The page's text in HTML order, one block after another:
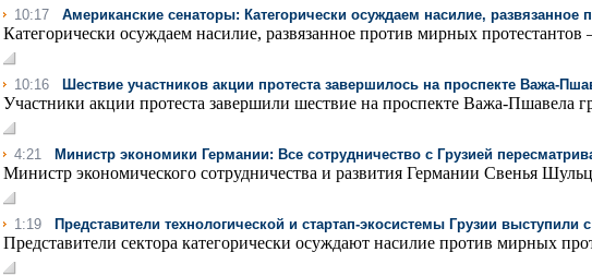
10:17 Американские сенаторы: Категорически осуждаем насилие, развязанное
Категорически осуждаем насилие, развязанное против мирных протестантов
10:16 Шествие участников акции протеста завершилось на проспекте Важа-
Участники акции протеста завершили шествие на проспекте Важа-Пшавела
4:21 Министр экономики Германии: Все сотрудничество с Грузией
Министр экономического сотрудничества и развития Германии Свенья
1:19 Представители технологической и стартап-экосистемы Грузии выступили
Представители сектора категорически осуждают насилие против мирных